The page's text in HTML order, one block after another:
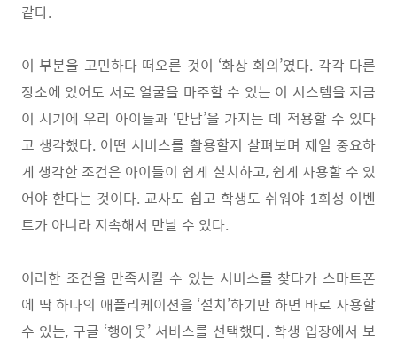
같다.
이 부분을 고민하다 떠오른 것이 ‘화상 회의’였다. 각각 다른
장소에 있어도 서로 얼굴을 마주할 수 있는 이 시스템을 지금
이 시기에 우리 아이들과 ‘만남’을 가지는 데 적용할 수 있다
고 생각했다. 어떤 서비스를 활용할지 살펴보며 제일 중요하
게 생각한 조건은 아이들이 쉽게 설치하고, 쉽게 사용할 수 있
어야 한다는 것이다.교사도 쉽고 학생도 쉬워야 1회성 이벤
트가 아니라 지속해서 만날 수 있다.
이러한 조건을 만족시킬 수 있는 서비스를 찾다가 스마트폰
에 딱 하나의 애플리케이션을 ‘설치’하기만 하면 바로 사용할
수 있는, 구글 ‘행아웃’ 서비스를 선택했다. 학생 입장에서 보